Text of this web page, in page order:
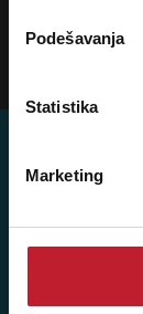
Podešavanja
Statistika
Marketing
Player 387
Šifra